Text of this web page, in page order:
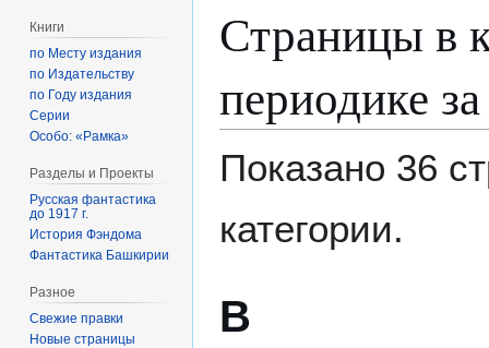
Страницы в
периодике
Показано 36
категории.
В
Книги
по Месту издания
по Издательству
по Году издания
Серии
Особо: «Рамка»
Разделы и Проекты
Русская фантастика
до 1917 г.
История Фэндома
Фантастика Башкирии
Разное
Свежие правки
Новые страницы